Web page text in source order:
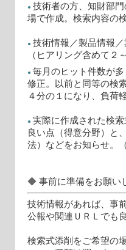
● 技術者の方、知財部
場で作成。検索内容の
● 技術情報／製品情報
（ヒアリング含めて２
● 毎月のヒット件数が
修正。以前と同等の検
４分の１になり、負荷
● 実際に作成された検
良い点（得意分野）と
法）などをお知らせ。
◆ 事前に準備をお願い
技術情報があれば、事
公報や関連ＵＲＬでも
検索式添削をご希望の